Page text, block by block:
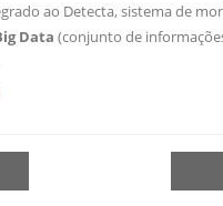
ao Detecta, sistema de
Data (conjunto de